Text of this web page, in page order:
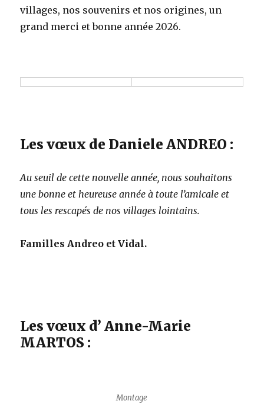
villages, nos souvenirs et nos origines, un
grand merci et bonne année 2026.
Les vœux de Daniele ANDREO :
Au seuil de cette nouvelle année, nous souhaitons
une bonne et heureuse année à toute l’amicale et
tous les rescapés de nos villages lointains.
Familles Andreo et Vidal.
Les vœux d’ Anne-Marie
MARTOS :
Montage